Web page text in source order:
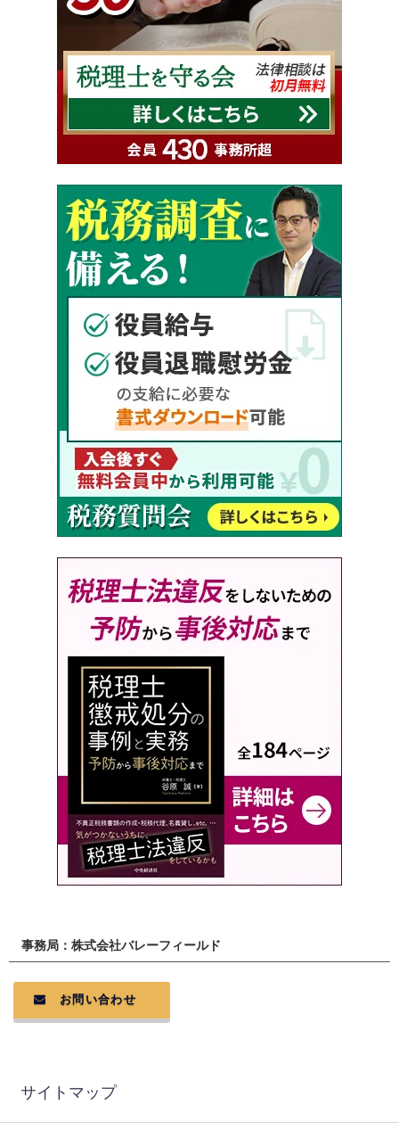
事務局：株式会社バレーフィールド
お問い合わせ
サイトマップ